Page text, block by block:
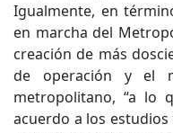
Igualmente, en
en marcha del
creación de más
de operación y el
metropolitano, “a lo
acuerdo a los